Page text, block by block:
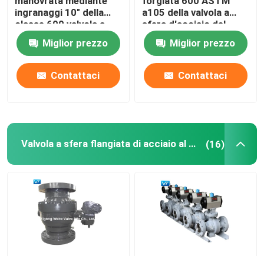
ingranaggi 10" della
classe 600 valvola a
sfera di acciaio al
carbonio di WCB
Miglior prezzo
Contattaci
a105 della valvola a
sfera d'acciaio del
cambio A105
Miglior prezzo
Contattaci
Valvola a sfera flangiata di acciaio al carbonio (16)